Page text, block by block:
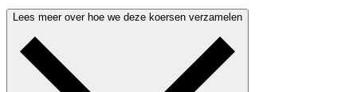
Lees meer over hoe we deze koersen verzamelen